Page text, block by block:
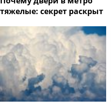
тяжелые: секрет раскрыт